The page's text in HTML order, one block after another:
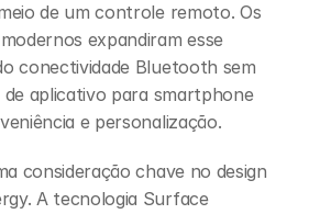
de um controle remoto. Os
expandiram esse
conectividade Bluetooth sem
aplicativo para smartphone
e personalização.
consideração chave no design
A tecnologia Surface